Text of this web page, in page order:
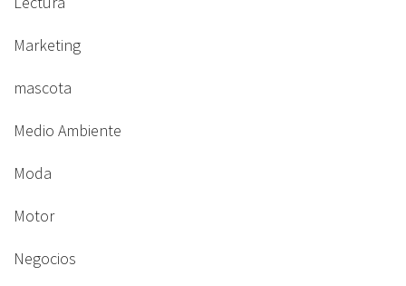
Marketing
mascota
Medio Ambiente
Moda
Motor
Negocios